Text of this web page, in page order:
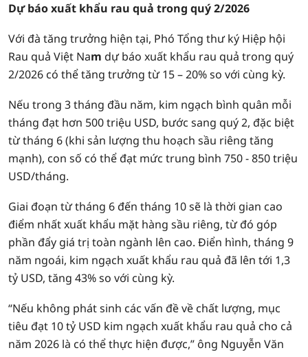
Dự báo xuất khẩu rau quả trong quý 2/2026
Với đà tăng trưởng hiện tại, Phó Tổng thư ký Hiệp hội
Rau quả Việt Nam dự báo xuất khẩu rau quả trong quý
2/2026 có thể tăng trưởng từ 15 – 20% so với cùng kỳ.
Nếu trong 3 tháng đầu năm, kim ngạch bình quân mỗi
tháng đạt hơn 500 triệu USD, bước sang quý 2, đặc biệt
từ tháng 6 (khi sản lượng thu hoạch sầu riêng tăng
mạnh), con số có thể đạt mức trung bình 750 - 850 triệu
USD/tháng.
Giai đoạn từ tháng 6 đến tháng 10 sẽ là thời gian cao
điểm nhất xuất khẩu mặt hàng sầu riêng, từ đó góp
phần đẩy giá trị toàn ngành lên cao. Điển hình, tháng 9
năm ngoái, kim ngạch xuất khẩu rau quả đã lên tới 1,3
tỷ USD, tăng 43% so với cùng kỳ.
“Nếu không phát sinh các vấn đề về chất lượng, mục
tiêu đạt 10 tỷ USD kim ngạch xuất khẩu rau quả cho cả
năm 2026 là có thể thực hiện được,” ông Nguyễn Văn